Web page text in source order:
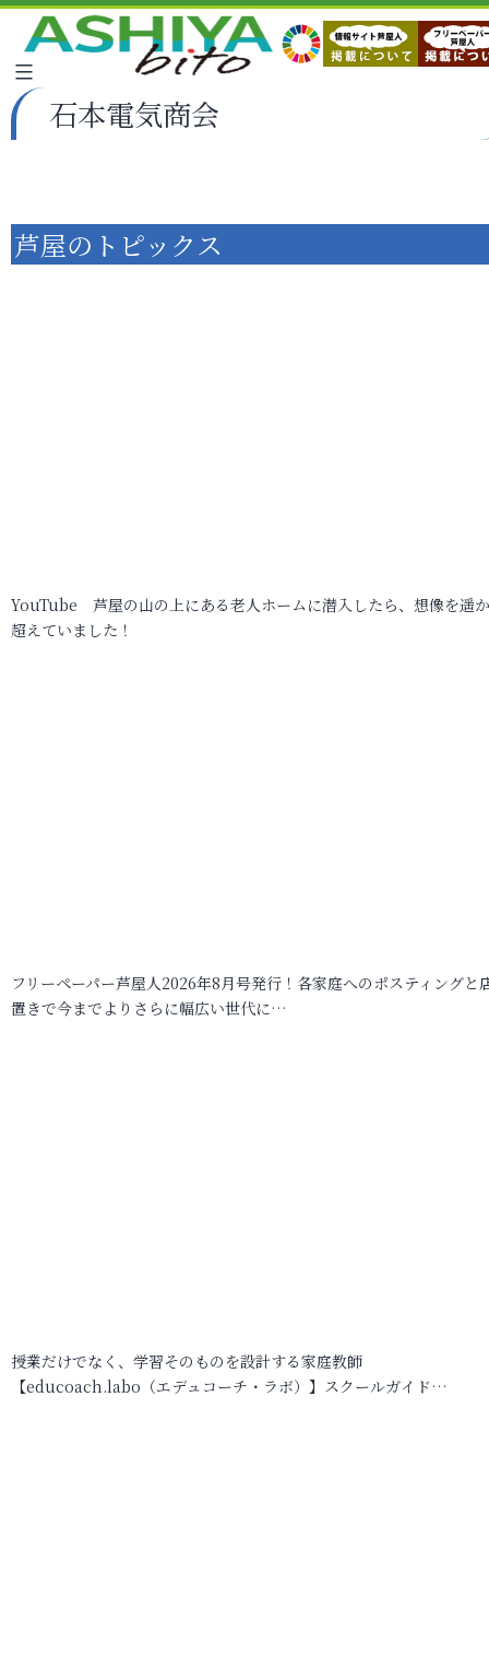
石本電気商会
芦屋のトピックス
YouTube 芦屋の山の上にある老人ホームに潜入したら、想像を遥
超えていました！
フリーペーパー芦屋人2026年8月号発行！各家庭へのポスティングと
置きで今までよりさらに幅広い世代に…
授業だけでなく、学習そのものを設計する家庭教師
【educoach.labo（エデュコーチ・ラボ）】スクールガイド…